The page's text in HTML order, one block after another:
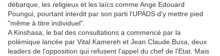
débarque, les religieux et les laïcs comme Ange Edouard
Poungui, pourtant interdit par son parti l'UPADS d'y mettre pied
"même à titre individuel".
A Kinshasa, le bal des consultations a commencé par la
polémique lancée par Vital Kamereh et Jean Claude Busa, deux
leaders de l'opposition qui refusent l'appel du chef de l'Etat. Mais